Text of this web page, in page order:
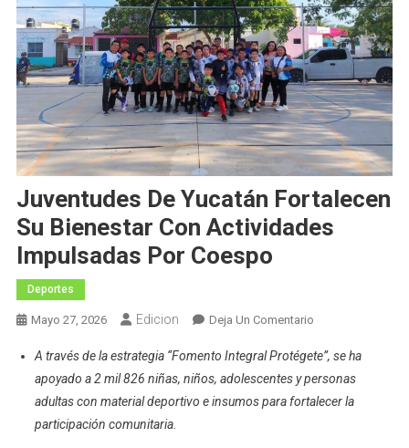
Juventudes De Yucatán Fortalecen
Su Bienestar Con Actividades
Impulsadas Por Coespo
Deportes
Mayo 27, 2026 Edicion Deja Un ComentarioEn
De
Yucatán
Fortalecen
A través de la estrategia “Fomento Integral Protégete”, se ha
apoyado a 2 mil 826 niñas, niños, adolescentes y personas
adultas con material deportivo e insumos para fortalecer la
participación comunitaria.